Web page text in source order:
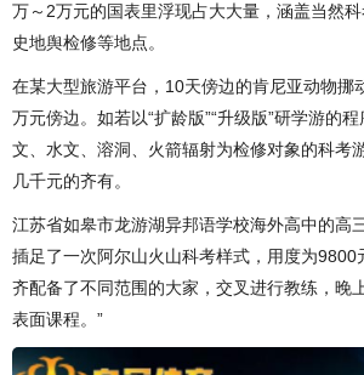
万～2万元的国表里浮现占大大量，涵盖当然
史地舆检修等地点。
在某大型旅游平台，10天傍边的肯尼亚动物挪
万元傍边。如若以“扩龄版”“升级版”研学游的
文、水文、溶洞、火箭辐射为检修对象的科考
几千元的齐有。
江苏省如皋市龙游湖异邦语学校海外高中的高
插足了一次阿尔山火山科考样式，用度为9800
齐配备了不同范围的大家，交叉进行教练，晚
表面课程。”